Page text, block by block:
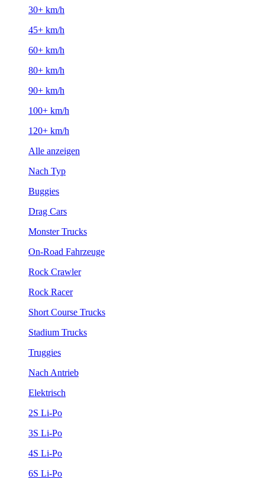
30+ km/h
45+ km/h
60+ km/h
80+ km/h
90+ km/h
100+ km/h
120+ km/h
Alle anzeigen
Nach Typ
Buggies
Drag Cars
Monster Trucks
On-Road Fahrzeuge
Rock Crawler
Rock Racer
Short Course Trucks
Stadium Trucks
Truggies
Nach Antrieb
Elektrisch
2S Li-Po
3S Li-Po
4S Li-Po
6S Li-Po